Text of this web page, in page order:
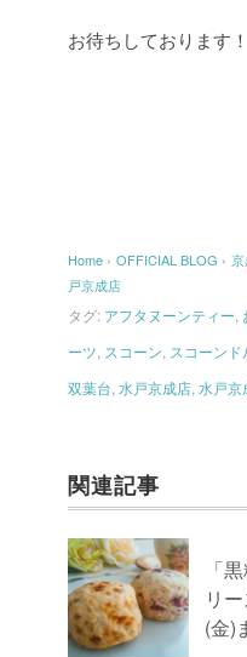
お待ちしております
Home › OFFICIAL BLOG ›
戸京成店
タグ: アフタヌーンティー
ーツ スコーン スコーンド
双葉台 水戸京成店 水戸京
関連記事
「
リ
(金)